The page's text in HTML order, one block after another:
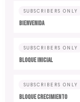
SUBSCRIBERS ONLY
BIENVENIDA
SUBSCRIBERS ONLY
BLOQUE INICIAL
SUBSCRIBERS ONLY
BLOQUE CRECIMIENTO